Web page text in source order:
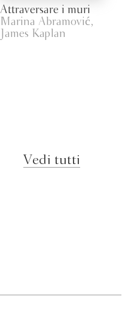
Attraversare i muri
Marina Abramović,
James Kaplan
Vedi tutti